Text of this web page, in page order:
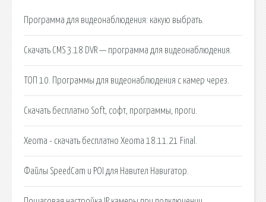
Программа для видеонаблюдения: какую выбрать.
Скачать CMS 3.18 DVR — программа для видеонаблюдения.
ТОП 10. Программы для видеонаблюдения с камер через.
Скачать бесплатно Soft, софт, программы, проги.
Xeoma - скачать бесплатно Xeoma 18.11.21 Final.
Файлы SpeedCam и POI для Навител Навигатор.